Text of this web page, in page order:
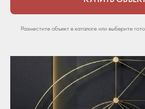
Разместите объект в каталоге или выберите